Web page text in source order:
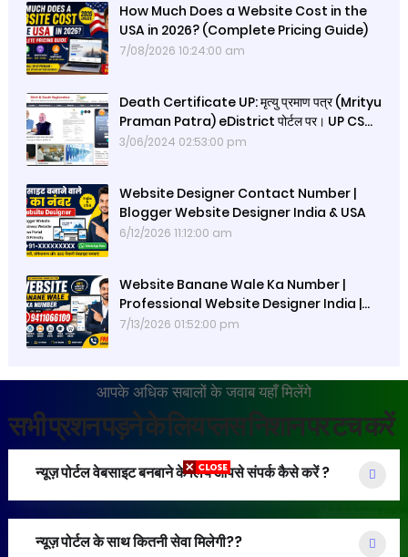
How Much Does a Website Cost in the
USA in 2026? (Complete Pricing Guide)
7/08/2026 10:24:00 am
Death Certificate UP: मृत्यु प्रमाण पत्र (Mrityu
Praman Patra) eDistrict पोर्टल पर। UP CSC
Death Certificate Online– e District UP
3/06/2024 02:53:00 pm
Website Designer Contact Number |
Blogger Website Designer India & USA
6/12/2026 11:12:00 am
Website Banane Wale Ka Number |
Professional Website Designer India |
Website Banane Wale
7/13/2026 01:52:00 pm
आपके अधिक सबालों के जवाब यहाँ मिलेंगे
सभी प्रशन पड़ने के लिय प्लस निशान पर टच करें
न्यूज़ पोर्टल वेबसाइट बनबाने के लिय आपसे संपर्क कैसे करें ?
न्यूज़ पोर्टल के साथ कितनी सेवा मिलेगी??